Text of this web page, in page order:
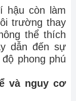
hậu còn làm
trường thay
thể thích
dẫn đến sự
phong phú
và nguy cơ